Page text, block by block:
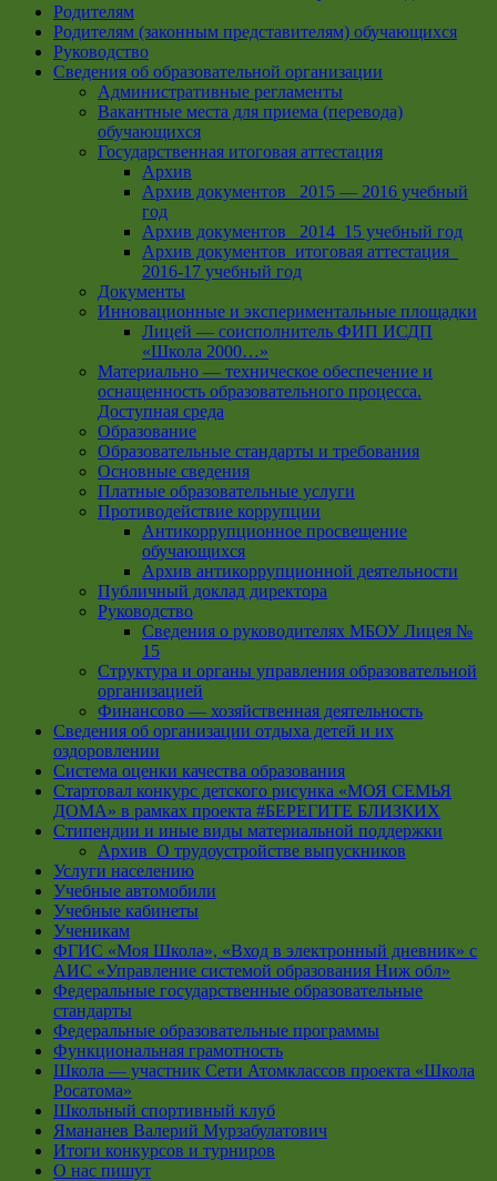
Родителям
Родителям (законным представителям) обучающихся
Руководство
Сведения об образовательной организации
Административные регламенты
Вакантные места для приема (перевода)
обучающихся
Государственная итоговая аттестация
Архив
Архив документов _2015 — 2016 учебный
год
Архив документов_ 2014_15 учебный год
Архив документов_итоговая аттестация_
2016-17 учебный год
Документы
Инновационные и экспериментальные площадки
Лицей — соисполнитель ФИП ИСДП
«Школа 2000…»
Материально — техническое обеспечение и
оснащенность образовательного процесса.
Доступная среда
Образование
Образовательные стандарты и требования
Основные сведения
Платные образовательные услуги
Противодействие коррупции
Антикоррупционное просвещение
обучающихся
Архив антикоррупционной деятельности
Публичный доклад директора
Руководство
Cведения о руководителях МБОУ Лицея №
15
Структура и органы управления образовательной
организацией
Финансово — хозяйственная деятельность
Сведения об организации отдыха детей и их
оздоровлении
Система оценки качества образования
Стартовал конкурс детского рисунка «МОЯ СЕМЬЯ
ДОМА» в рамках проекта #БЕРЕГИТЕ БЛИЗКИХ
Стипендии и иные виды материальной поддержки
Архив_О трудоустройстве выпускников
Услуги населению
Учебные автомобили
Учебные кабинеты
Ученикам
ФГИС «Моя Школа», «Вход в электронный дневник» с
АИС «Управление системой образования Ниж обл»
Федеральные государственные образовательные
стандарты
Федеральные образовательные программы
Функциональная грамотность
Школа — участник Сети Атомклассов проекта «Школа
Росатома»
Школьный спортивный клуб
Ямананев Валерий Мурзабулатович
Итоги конкурсов и турниров
О нас пишут